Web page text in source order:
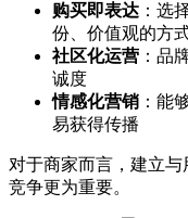
购买即表达 ：选
份、价值观的方
社区化运营 ：品
诚度
情感化营销 ：能
易获得传播
对于商家而言，建立
竞争更为重要。